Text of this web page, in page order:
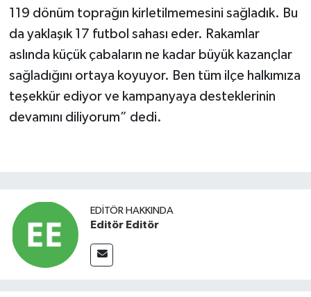
119 dönüm toprağın kirletilmemesini sağladık. Bu
da yaklaşık 17 futbol sahası eder. Rakamlar
aslında küçük çabaların ne kadar büyük kazançlar
sağladığını ortaya koyuyor. Ben tüm ilçe halkımıza
teşekkür ediyor ve kampanyaya desteklerinin
devamını diliyorum” dedi.
EDITÖR HAKKINDA
Editör Editör